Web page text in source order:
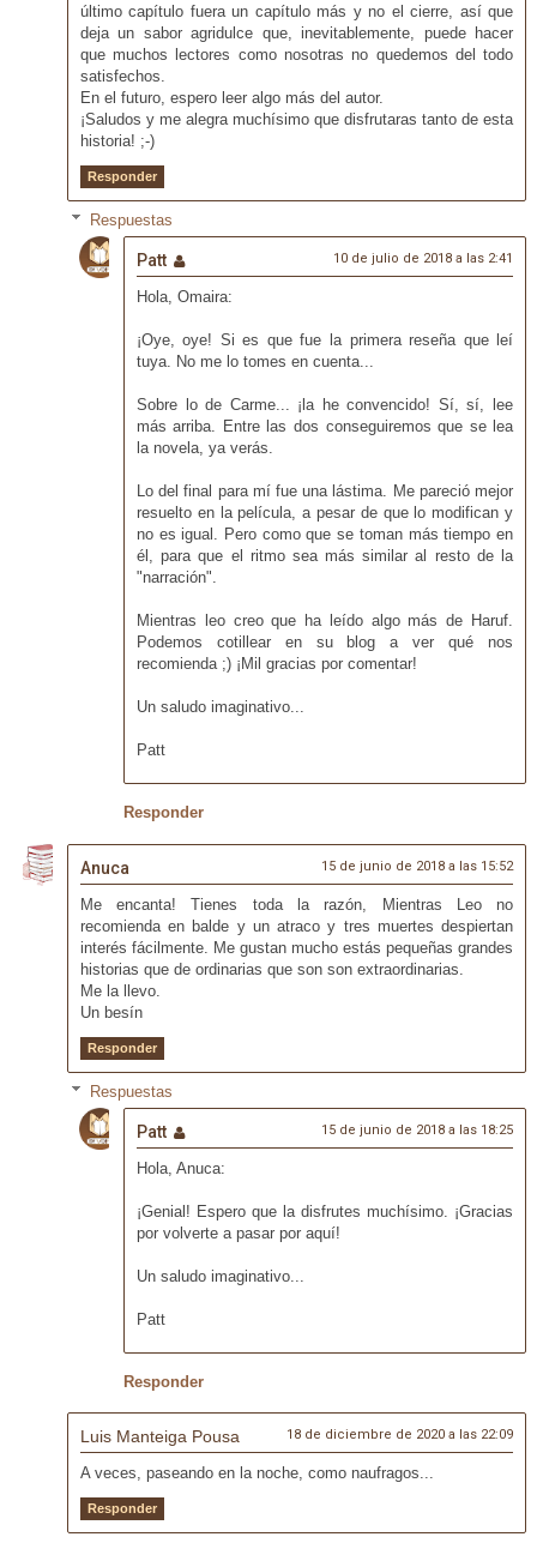
último capítulo fuera un capítulo más y no el cierre, así que
deja un sabor agridulce que, inevitablemente, puede hacer
que muchos lectores como nosotras no quedemos del todo
satisfechos.
En el futuro, espero leer algo más del autor.
¡Saludos y me alegra muchísimo que disfrutaras tanto de esta
historia! ;-)
Responder
Respuestas
Patt 10 de julio de 2018 a las 2:41
Hola, Omaira:
¡Oye, oye! Si es que fue la primera reseña que leí
tuya. No me lo tomes en cuenta...
Sobre lo de Carme... ¡la he convencido! Sí, sí, lee
más arriba. Entre las dos conseguiremos que se lea
la novela, ya verás.
Lo del final para mí fue una lástima. Me pareció mejor
resuelto en la película, a pesar de que lo modifican y
no es igual. Pero como que se toman más tiempo en
él, para que el ritmo sea más similar al resto de la
"narración".
Mientras leo creo que ha leído algo más de Haruf.
Podemos cotillear en su blog a ver qué nos
recomienda ;) ¡Mil gracias por comentar!
Un saludo imaginativo...
Patt
Responder
Anuca 15 de junio de 2018 a las 15:52
Me encanta! Tienes toda la razón, Mientras Leo no
recomienda en balde y un atraco y tres muertes despiertan
interés fácilmente. Me gustan mucho estás pequeñas grandes
historias que de ordinarias que son son extraordinarias.
Me la llevo.
Un besín
Responder
Respuestas
Patt 15 de junio de 2018 a las 18:25
Hola, Anuca:
¡Genial! Espero que la disfrutes muchísimo. ¡Gracias
por volverte a pasar por aquí!
Un saludo imaginativo...
Patt
Responder
Luis Manteiga Pousa 18 de diciembre de 2020 a las 22:09
A veces, paseando en la noche, como naufragos...
Responder